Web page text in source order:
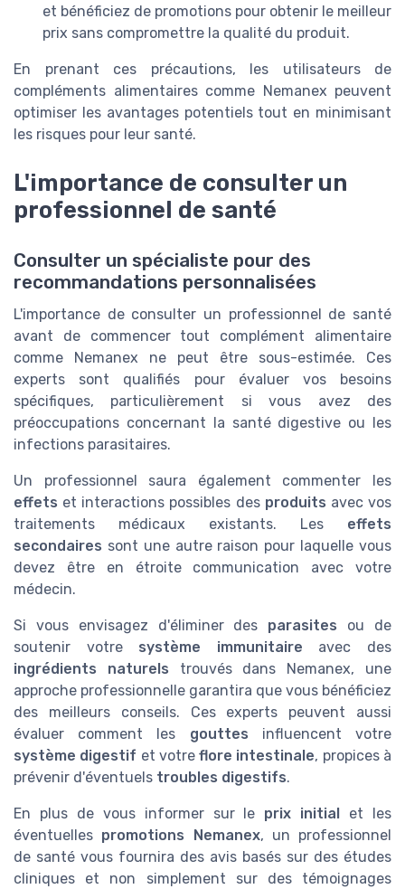
et bénéficiez de promotions pour obtenir le meilleur
prix sans compromettre la qualité du produit.
En prenant ces précautions, les utilisateurs de
compléments alimentaires comme Nemanex peuvent
optimiser les avantages potentiels tout en minimisant
les risques pour leur santé.
L'importance de consulter un
professionnel de santé
Consulter un spécialiste pour des
recommandations personnalisées
L'importance de consulter un professionnel de santé
avant de commencer tout complément alimentaire
comme Nemanex ne peut être sous-estimée. Ces
experts sont qualifiés pour évaluer vos besoins
spécifiques, particulièrement si vous avez des
préoccupations concernant la santé digestive ou les
infections parasitaires.
Un professionnel saura également commenter les
effets et interactions possibles des produits avec vos
traitements médicaux existants. Les effets
secondaires sont une autre raison pour laquelle vous
devez être en étroite communication avec votre
médecin.
Si vous envisagez d'éliminer des parasites ou de
soutenir votre système immunitaire avec des
ingrédients naturels trouvés dans Nemanex, une
approche professionnelle garantira que vous bénéficiez
des meilleurs conseils. Ces experts peuvent aussi
évaluer comment les gouttes influencent votre
système digestif et votreflore intestinale, propices à
prévenir d'éventuels troubles digestifs.
En plus de vous informer sur le prix initial et les
éventuelles promotions Nemanex, un professionnel
de santé vous fournira des avis basés sur des études
cliniques et non simplement sur des témoignages